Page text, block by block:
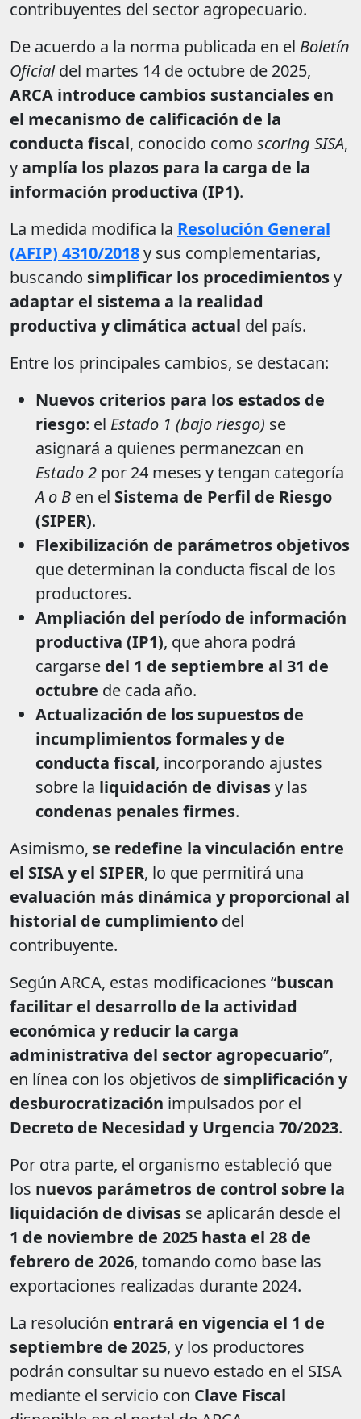
contribuyentes del sector agropecuario.
De acuerdo a la norma publicada en el Boletín
Oficialdel martes 14 de octubre de 2025,
ARCA introduce cambios sustanciales en
el mecanismo de calificación de la
conducta fiscal, conocido como scoring SISA,
yamplía los plazos para la carga de la
información productiva (IP1).
La medida modifica la Resolución General
(AFIP) 4310/2018y sus complementarias,
buscando simplificar los procedimientosy
adaptar el sistema a la realidad
productiva y climática actual del país.
Entre los principales cambios, se destacan:
Nuevos criterios para los estados de
riesgo: el Estado 1 (bajo riesgo) se
asignará a quienes permanezcan en
Estado 2 por 24 meses y tengan categoría
A o B en el Sistema de Perfil de Riesgo
(SIPER).
Flexibilización de parámetros objetivos
que determinan la conducta fiscal de los
productores.
Ampliación del período de información
productiva (IP1), que ahora podrá
cargarse del 1 de septiembre al 31 de
octubre de cada año.
Actualización de los supuestos de
incumplimientos formales y de
conducta fiscal, incorporando ajustes
sobre la liquidación de divisasy las
condenas penales firmes.
Asimismo, se redefine la vinculación entre
el SISA y el SIPER, lo que permitirá una
evaluación más dinámica y proporcional al
historial de cumplimiento del
contribuyente.
Según ARCA, estas modificaciones “buscan
facilitar el desarrollo de la actividad
económica y reducir la carga
administrativa del sector agropecuario”,
en línea con los objetivos de simplificación y
desburocratización impulsados por el
Decreto de Necesidad y Urgencia 70/2023.
Por otra parte, el organismo estableció que
los nuevos parámetros de control sobre la
liquidación de divisas se aplicarán desde el
1 de noviembre de 2025 hasta el 28 de
febrero de 2026, tomando como base las
exportaciones realizadas durante 2024.
La resolución entrará en vigencia el 1 de
septiembre de 2025, y los productores
podrán consultar su nuevo estado en el SISA
mediante el servicio con Clave Fiscal